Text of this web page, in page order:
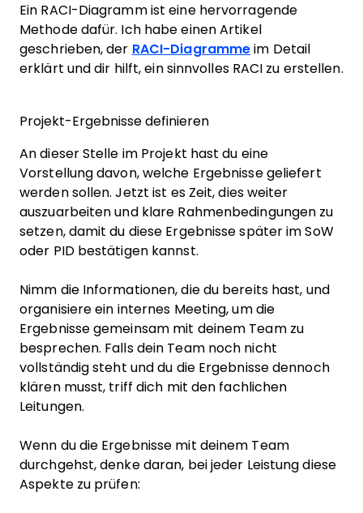
Ein RACI-Diagramm ist eine hervorragende
Methode dafür. Ich habe einen Artikel
geschrieben, der RACI-Diagramme im Detail
erklärt und dir hilft, ein sinnvolles RACI zu erstellen.
Projekt-Ergebnisse definieren
An dieser Stelle im Projekt hast du eine
Vorstellung davon, welche Ergebnisse geliefert
werden sollen. Jetzt ist es Zeit, dies weiter
auszuarbeiten und klare Rahmenbedingungen zu
setzen, damit du diese Ergebnisse später im SoW
oder PID bestätigen kannst.
Nimm die Informationen, die du bereits hast, und
organisiere ein internes Meeting, um die
Ergebnisse gemeinsam mit deinem Team zu
besprechen. Falls dein Team noch nicht
vollständig steht und du die Ergebnisse dennoch
klären musst, triff dich mit den fachlichen
Leitungen.
Wenn du die Ergebnisse mit deinem Team
durchgehst, denke daran, bei jeder Leistung diese
Aspekte zu prüfen: